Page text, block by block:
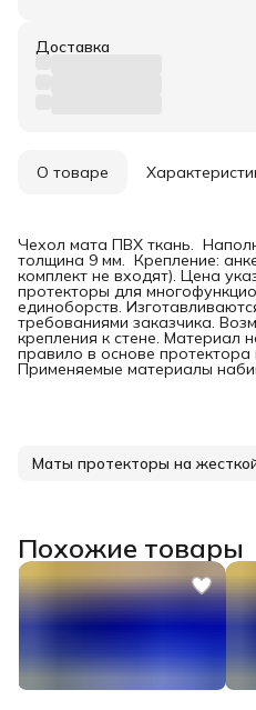
Доставка
О товаре
Чехол мата ПВХ ткань.
толщина 9 мм. Крепление:
комплект не входят). Цена
протекторы для
единоборств.
требованиями заказчика.
крепления к стене. Материал
правило в основе протектора
Применяемые материалы
Маты протекторы на
Похожие товары